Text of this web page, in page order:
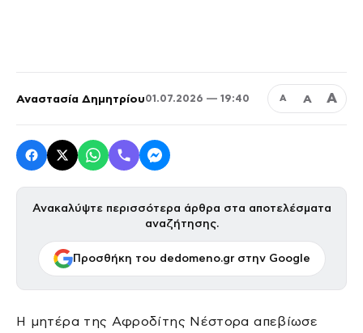
Αναστασία Δημητρίου01.07.2026 — 19:40 Α Α Α
Ανακαλύψτε περισσότερα άρθρα στα αποτελέσματα
αναζήτησης.
Προσθήκη του dedomeno.gr στην Google
Η μητέρα της Αφροδίτης Νέστορα απεβίωσε